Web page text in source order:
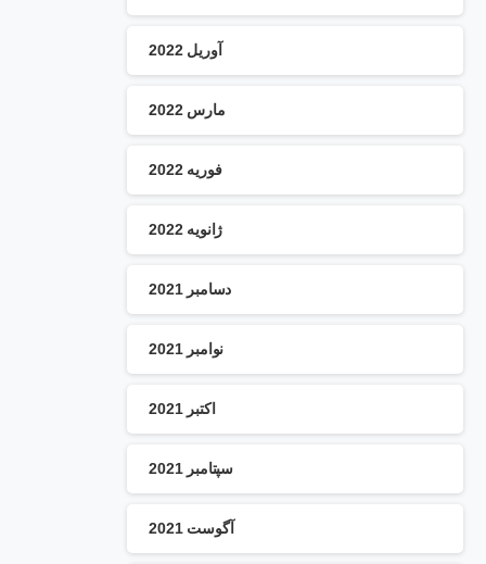
آوریل 2022
مارس 2022
فوریه 2022
ژانویه 2022
دسامبر 2021
نوامبر 2021
اکتبر 2021
سپتامبر 2021
آگوست 2021